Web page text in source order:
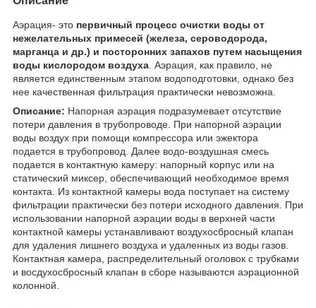
Аэрация- это первичный процесс очистки воды от
нежелательных примесей (железа, сероводорода,
марганца и др.) и посторонних запахов путем насыщения
воды кислородом воздуха . Аэрация, как правило, не
является единственным этапом водоподготовки, однако без
нее качественная фильтрация практически невозможна.
Описание: Напорная аэрация подразумевает отсутствие
потери давления в трубопроводе. При напорной аэрации
воды воздух при помощи компрессора или эжектора
подается в трубопровод. Далее водо-воздушная смесь
подается в контактную камеру: напорный корпус или на
статический миксер, обеспечивающий необходимое время
контакта. Из контактной камеры вода поступает на систему
фильтрации практически без потери исходного давления. При
использовании напорной аэрации воды в верхней части
контактной камеры устанавливают воздухосбросный клапан
для удаления лишнего воздуха и удаленных из воды газов.
Контактная камера, распределительный оголовок с трубками
и восдухосбросный клапан в сборе называются аэрационной
колонной.